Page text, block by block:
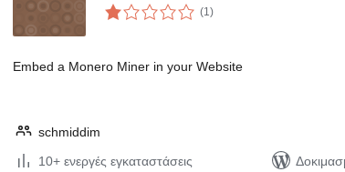
(1αξιολογήσεις
σύνολο
)
Embed a Monero Miner in your Website
schmiddim
10+ ενεργές εγκαταστάσεις